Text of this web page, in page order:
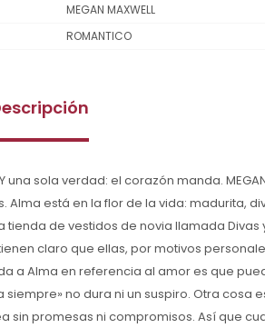
MEGAN MAXWELL
ROMANTICO
sola verdad: el corazón manda. MEGAN
está en la flor de la vida: madurita,
tienda de vestidos de novia llamada Divas
claro que ellas, por motivos
a Alma en referencia al amor es que
no dura ni un suspiro. Otra cosa
sin promesas ni compromisos. Así que